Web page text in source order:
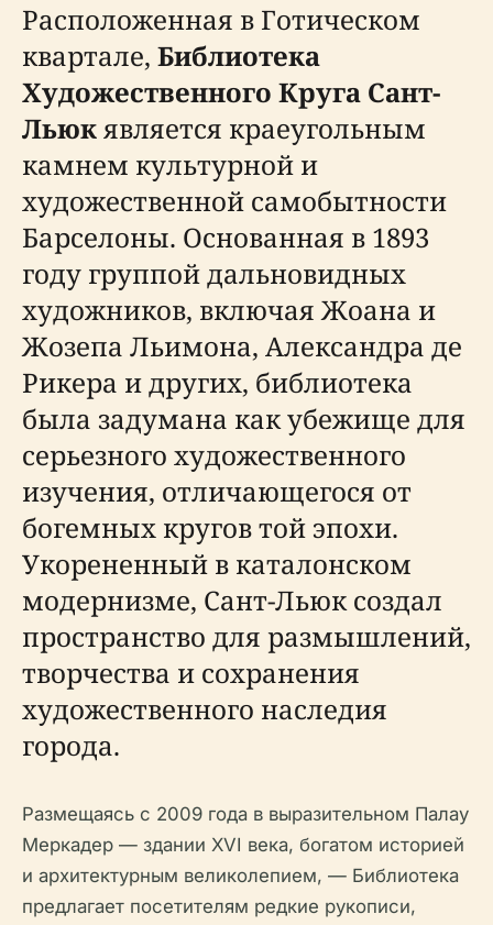
Расположенная в Готическом
квартале, Библиотека
Художественного Круга Сант-
Льюкявляется краеугольным
камнем культурной и
художественной самобытности
Барселоны. Основанная в 1893
году группой дальновидных
художников, включая Жоана и
Жозепа Льимона, Александра де
Рикера и других, библиотека
была задумана как убежище для
серьезного художественного
изучения, отличающегося от
богемных кругов той эпохи.
Укорененный в каталонском
модернизме, Сант-Льюк создал
пространство для размышлений,
творчества и сохранения
художественного наследия
города.
Размещаясь с 2009 года в выразительном Палау
Меркадер — здании XVI века, богатом историей
и архитектурным великолепием, — Библиотека
предлагает посетителям редкие рукописи,